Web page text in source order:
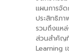
แผนการจั
ประสิทธิภ
รวมถึงแหล่
ส่วนสำคัญที่
Learning